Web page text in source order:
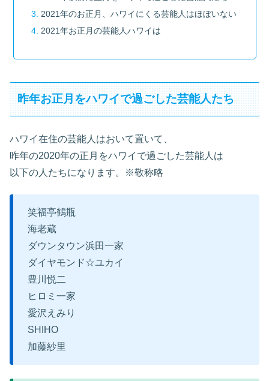
2021年のお正月、ハワイにくる芸能人はほぼいない
2021年お正月の芸能人ハワイは
昨年お正月をハワイで過ごした芸能人たち
ハワイ在住の芸能人はおいて置いて、
昨年の2020年の正月をハワイで過ごした芸能人は
以下の人たちになります。※敬称略
笑福亭鶴瓶
海老蔵
ダウンタウン浜田一家
ダイヤモンド☆ユカイ
豊川悦二
ヒロミ一家
愛沢えみり
SHIHO
加藤紗里